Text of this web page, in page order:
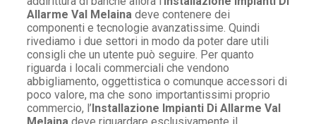
Allarme Val Melaina deve contenere dei
componenti e tecnologie avanzatissime. Quindi
rivediamo i due settori in modo da poter dare utili
consigli che un utente può seguire. Per quanto
riguarda i locali commerciali che vendono
abbigliamento, oggettistica o comunque accessori di
poco valore, ma che sono importantissimi proprio
commercio, l’Installazione Impianti Di Allarme Val
Melaina deve riguardare esclusivamente il